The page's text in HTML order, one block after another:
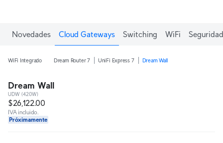
Novedades Cloud Gateways Switching WiFi
WiFi Integrado Dream Router 7 UniFi Express 7 Dream Wall
Dream Wall
UDW (420W)
$26,122.00
IVA incluido.
Próximamente